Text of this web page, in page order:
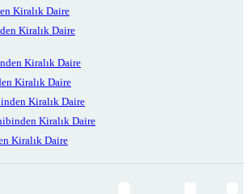
Kiralık Daire
Kiralık Daire
Kiralık Daire
Kiralık Daire
Kiralık Daire
Kiralık Daire
Kiralık Daire